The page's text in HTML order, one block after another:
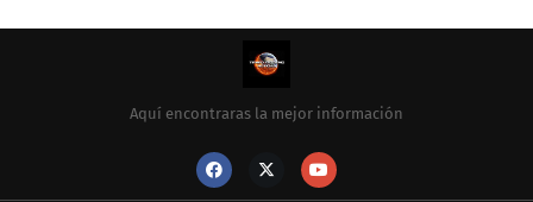
Aquí encontraras la mejor información